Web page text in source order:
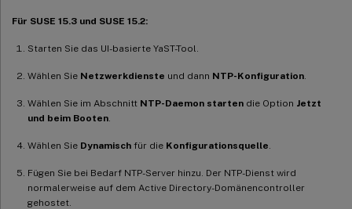
Für SUSE 15.3 und SUSE 15.2:
Starten Sie das UI-basierte YaST-Tool.
Wählen Sie Netzwerkdienste und dann NTP-Konfiguration
Wählen Sie im Abschnitt NTP-Daemon starten die Option Jetzt
und beim Booten
Wählen Sie Dynamisch für die Konfigurationsquelle
Fügen Sie bei Bedarf NTP-Server hinzu. Der NTP-Dienst wird
normalerweise auf dem Active Directory-Domänencontroller
gehostet.